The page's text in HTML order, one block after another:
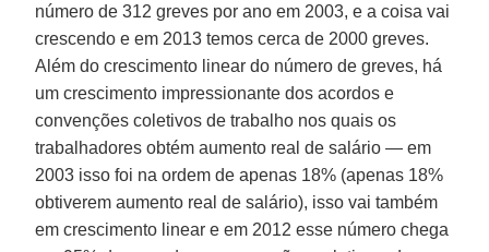
número de 312 greves por ano em 2003, e a coisa vai
crescendo e em 2013 temos cerca de 2000 greves.
Além do crescimento linear do número de greves, há
um crescimento impressionante dos acordos e
convenções coletivos de trabalho nos quais os
trabalhadores obtém aumento real de salário — em
2003 isso foi na ordem de apenas 18% (apenas 18%
obtiverem aumento real de salário), isso vai também
em crescimento linear e em 2012 esse número chega